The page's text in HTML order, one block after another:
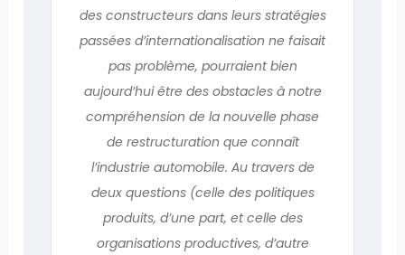
des constructeurs dans leurs stratégies
passées d’internationalisation ne faisait
pas problème, pourraient bien
aujourd’hui être des obstacles à notre
compréhension de la nouvelle phase
de restructuration que connaît
l’industrie automobile. Au travers de
deux questions (celle des politiques
produits, d’une part, et celle des
organisations productives, d’autre